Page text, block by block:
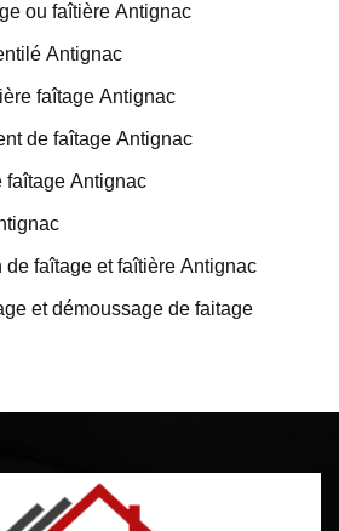
ou faîtière Antignac
Antignac
faîtage Antignac
de faîtage Antignac
faîtage Antignac
de faîtage et faîtière Antignac
et démoussage de faitage